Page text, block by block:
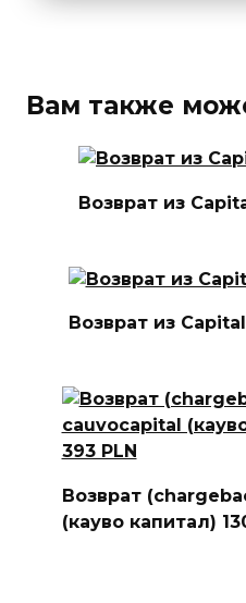
Вам также
Возврат из
Возврат из
Возврат
(кауво капитал)